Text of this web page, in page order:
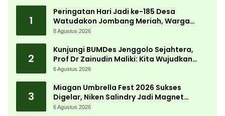
1
Peringatan Hari Jadi ke-185 Desa
Watudakon Jombang Meriah, Warga
Tumpek Blek Padati Karnaval Budaya
8 Agustus 2026
2
Kunjungi BUMDes Jenggolo Sejahtera,
Prof Dr Zainudin Maliki: Kita Wujudkan
Kemandirian Ekonomi dengan Potensi
6 Agustus 2026
3
Miagan Umbrella Fest 2026 Sukses
Digelar, Niken Salindry Jadi Magnet
Ribuan Pengunjung
6 Agustus 2026